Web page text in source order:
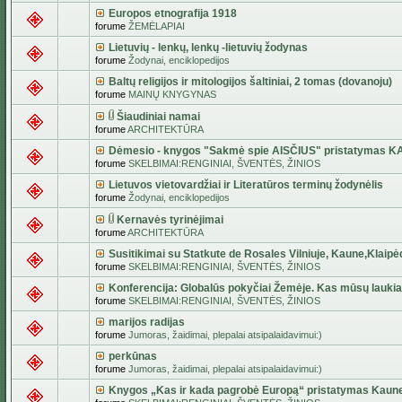
Europos etnografija 1918
forume ŽEMĖLAPIAI
Lietuvių - lenkų, lenkų -lietuvių žodynas
forume Žodynai, enciklopedijos
Baltų religijos ir mitologijos šaltiniai, 2 tomas (dovanoju)
forume MAINŲ KNYGYNAS
Šiaudiniai namai
forumeARCHITEKTŪRA
Dėmesio - knygos "Sakmė spie AISČIUS" pristatymas
forume SKELBIMAI:RENGINIAI, ŠVENTĖS, ŽINIOS
Lietuvos vietovardžiai ir Literatūros terminų žodynėlis
forume Žodynai, enciklopedijos
Kernavės tyrinėjimai
forumeARCHITEKTŪRA
Susitikimai su Statkute de Rosales Vilniuje,
forume SKELBIMAI:RENGINIAI, ŠVENTĖS, ŽINIOS
Konferencija: Globalūs pokyčiai Žemėje. Kas mūsų
forume SKELBIMAI:RENGINIAI, ŠVENTĖS, ŽINIOS
marijos radijas
forume Jumoras, žaidimai, plepalai atsipalaidavimui:)
perkūnas
forume Jumoras, žaidimai, plepalai atsipalaidavimui:)
Knygos „Kas ir kada pagrobė Europą“ pristatymas